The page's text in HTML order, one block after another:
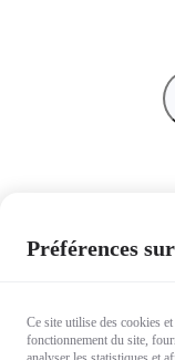
Préférences
Ce site utilise des cookies
fonctionnement du site,